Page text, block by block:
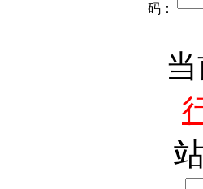
码：